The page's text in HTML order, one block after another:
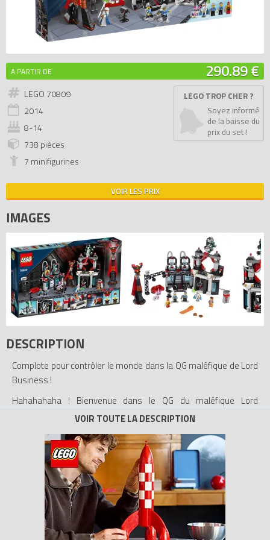
A PARTIR DE 290.89 €
LEGO 70809
2014
8-14
738 pièces
7 minifigurines
LEGO TROP CHER ?
Soyez informé
de la baisse du
prix du set !
VOIR LES PRIX
IMAGES
DESCRIPTION
Complote pour contrôler le monde dans la QG maléfique de Lord
Business !
Hahahahaha ! Bienvenue dans le QG du maléfique Lord
Business ! Enregistre ses programmes dans le studio TV et
grande porte et libère le Kragle. Enferme les Maîtres
constructeurs dans la cellule pour extraire leur créativité. Évite la
trappe pour ne pas être envoyé dans l'infini puis débranche la
pile et referme la cellule avant que Lord Business n'exécute son
plan maléfique ! Inclut 6 figurines et des accessoires assortis :
Emmet, Vitruvius, Maman Flic, Papa Flic, Lord Business et le
lutteur/Maître constructeur El Macho, et une figurine de Biznis